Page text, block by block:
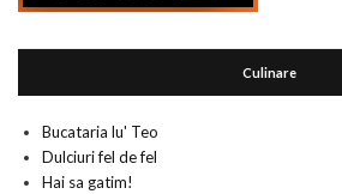
Culinare
Bucataria lu' Teo
Dulciuri fel de fel
Hai sa gatim!